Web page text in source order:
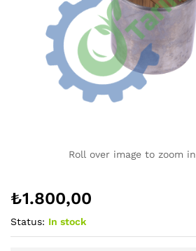
Roll over image to zoom in
₺1.800,00
Status: In stock